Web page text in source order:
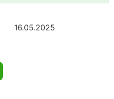
16.05.2025